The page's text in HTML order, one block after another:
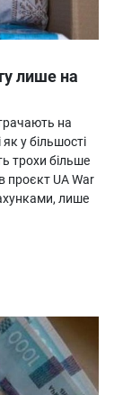
лише на
на
у більшості
трохи більше
проєкт UA War
лише